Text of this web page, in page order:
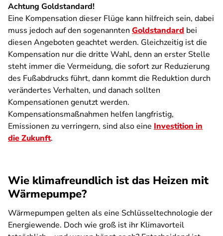
Achtung Goldstandard!
Eine Kompensation dieser Flüge kann hilfreich sein, dabei
muss jedoch auf den sogenannten Goldstandard bei
diesen Angeboten geachtet werden. Gleichzeitig ist die
Kompensation nur die dritte Wahl, denn an erster Stelle
steht immer die Vermeidung, die sofort zur Reduzierung
des Fußabdrucks führt, dann kommt die Reduktion durch
verändertes Verhalten, und danach sollten
Kompensationen genutzt werden.
Kompensationsmaßnahmen helfen langfristig,
Emissionen zu verringern, sind also eine Investition in
die Zukunft.
Wie klimafreundlich ist das Heizen mit
Wärmepumpe?
Wärmepumpen gelten als eine Schlüsseltechnologie der
Energiewende. Doch wie groß ist ihr Klimavorteil